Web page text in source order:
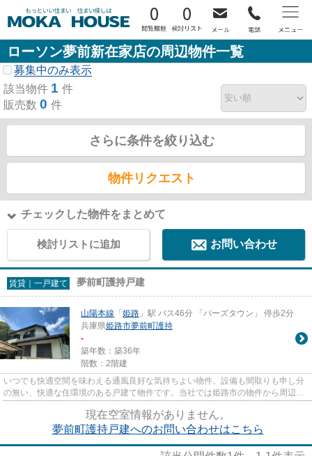
0 0
ローソン夢前新在家店の周辺物件一覧
募集中のみ表示
該当物件 1 件
販売数 0 件
さらに条件を絞り込む
物件リクエスト
チェックした物件をまとめて
検討リストに追加 お問い合わせ
賃貸｜一戸建て 夢前町護持戸建
山陽本線 「姫路 」駅 バス46分 「バーズタウン」 停歩2分
兵庫県姫路市夢前町護持
-
築年数：築36年
階数：2階建
いつでも快適空間を味わえる通風良好な気持ちよい物件。設備も間取りも申し分
の無い、快適な住環境のある戸建て物件です。当社では姫路市の物件から周辺地
域の物件まで、豊富な賃貸情...
現在空室情報がありません。
夢前町護持戸建へのお問い合わせはこちら